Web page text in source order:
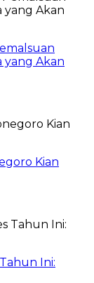
yang Akan
Kian
Ini: